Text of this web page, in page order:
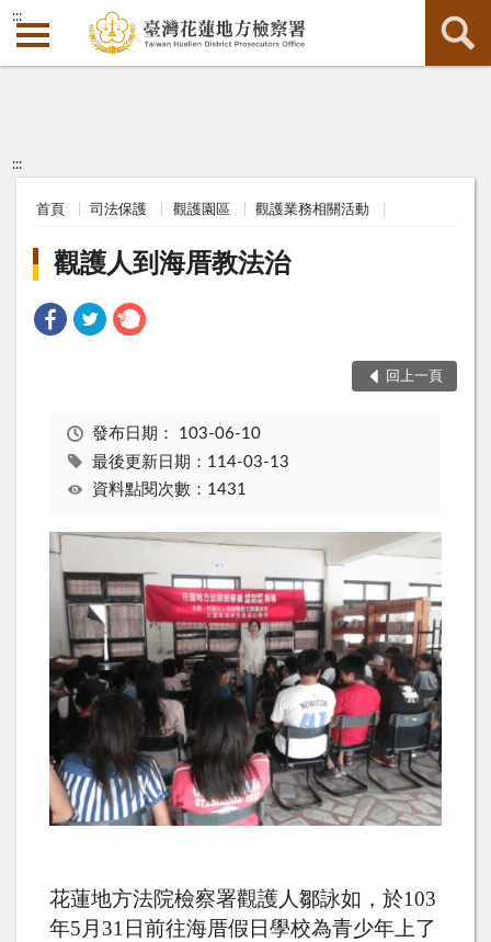
:::
:::
首頁 司法保護 觀護園區 觀護業務相關活動
觀護人到海厝教法治
回上一頁
發布日期： 103-06-10
最後更新日期：114-03-13
資料點閱次數：1431
花蓮地方法院檢察署觀護人鄒詠如，於103
年5月31日前往海厝假日學校為青少年上了